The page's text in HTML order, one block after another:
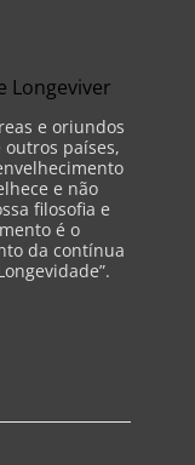
e oriundos
países,
e não
filosofia e
é o
da contínua